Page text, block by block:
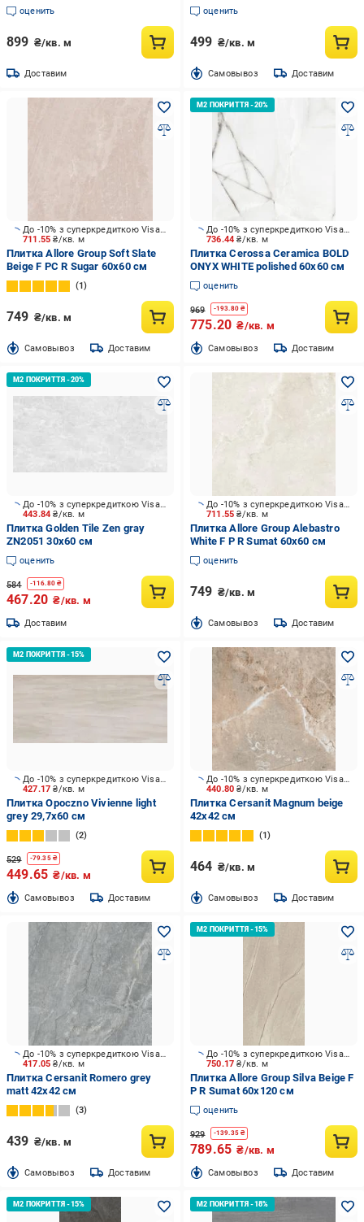
оценить
899 ₴/кв. м
Доставим
оценить
499 ₴/кв. м
Cамовывоз Доставим
711.55₴/кв. м
До -10% з суперкредиткою Visa Вигода
Плитка Allore Group Soft Slate
Beige F PC R Sugar 60x60 см
1
749 ₴/кв. м
Cамовывоз Доставим
736.44₴/кв. м
До -10% з суперкредиткою Visa Вигода
Плитка Cerossa Ceramica BOLD
ONYX WHITE polished 60х60 см
оценить
969 -193.80₴
775.20 ₴/кв. м
Cамовывоз Доставим
443.84₴/кв. м
До -10% з суперкредиткою Visa Вигода
Плитка Golden Tile Zen gray
ZN2051 30x60 см
оценить
584 -116.80 ₴
467.20 ₴/кв. м
Доставим
711.55₴/кв. м
До -10% з суперкредиткою Visa Вигода
Плитка Allore Group Alebastro
White F P R Sumat 60x60 см
оценить
749 ₴/кв. м
Cамовывоз Доставим
427.17₴/кв. м
До -10% з суперкредиткою Visa Вигода
Плитка Opoczno Vivienne light
grey 29,7x60 см
2
529 -79.35₴
449.65 ₴/кв. м
Cамовывоз Доставим
440.80₴/кв. м
До -10% з суперкредиткою Visa Вигода
Плитка Cersanit Magnum beige
42x42 cм
1
464 ₴/кв. м
Cамовывоз Доставим
417.05₴/кв. м
До -10% з суперкредиткою Visa Вигода
Плитка Cersanit Romero grey
matt 42x42 см
3
439 ₴/кв. м
Cамовывоз Доставим
750.17₴/кв. м
До -10% з суперкредиткою Visa Вигода
Плитка Allore Group Silva Beige F
P R Sumat 60x120 см
оценить
929 -139.35₴
789.65 ₴/кв. м
Cамовывоз Доставим